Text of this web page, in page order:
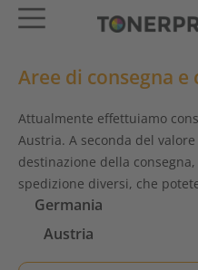
Aree di consegna
Attualmente effettuiamo
Austria. A seconda del
destinazione della
spedizione diversi, che
Germania
Austria